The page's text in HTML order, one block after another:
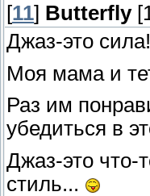
[11] Butterfly
Джаз-это
Моя мама и
Раз им
убедиться в
Джаз-это что-
стиль...